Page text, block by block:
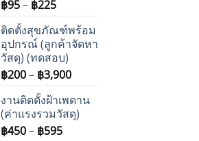
฿95 – ฿225Price
฿95
through
฿225
ติดตั้งสุขภัณฑ์พร้อม
อุปกรณ์ (ลูกค้าจัดหา
วัสดุ) (ทดสอบ)
฿200 – ฿3,900Price
฿200
through
งานติดตั้งฝ้าเพดาน
(ค่าแรงรวมวัสดุ)
฿450 – ฿595Price